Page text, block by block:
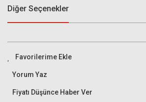
Diğer Seçenekler
Yorum Yaz
Fiyatı Düşünce Haber Ver